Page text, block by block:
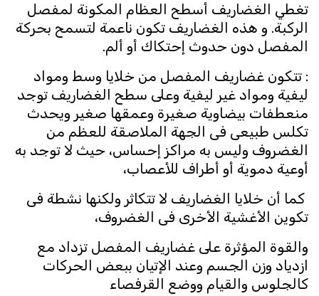
تغطي الغضاريف أسطح العظام المكونة لمفصل
الركبة. و هذه الغضاريف تكون ناعمة لتسمح بحركة
المفصل دون حدوث إحتكاك أو ألم.
: تتكون غضاريف المفصل من خلايا وسط ومواد
ليفية ومواد غير ليفية وعلى سطح الغضاريف توجد
منعطفات بيضاوية صغيرة وعمقها صغير ويحدث
تكلس طبيعى فى الجهة الملاصقة للعظم من
الغضروف وليس به مراكز إحساس، حيث لا توجد به
أوعية دموية أو أطراف للأعصاب،
كما أن خلايا الغضاريف لا تتكاثر ولكنها نشطة فى
تكوين الأغشية الأخرى فى الغضروف،
والقوة المؤثرة على غضاريف المفصل تزداد مع
ازدياد وزن الجسم وعند الإتيان ببعض الحركات
كالجلوس والقيام ووضع القرفصاء